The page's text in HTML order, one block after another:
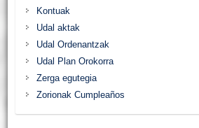
Kontuak
Udal aktak
Udal Ordenantzak
Udal Plan Orokorra
Zerga egutegia
Zorionak Cumpleaños